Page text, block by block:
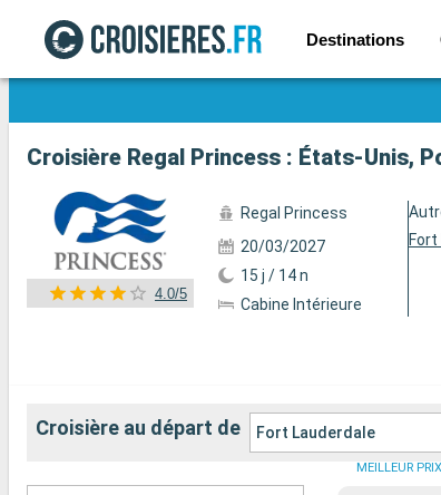
Destinations
Voir les 38 autres photos
Croisière Regal Princess : États-Unis,
4.0/5
Regal Princess
20/03/2027
15 j / 14 n
Cabine Intérieure
Croisière au départ de Fort Lauderdale
MEILLEUR PRIX